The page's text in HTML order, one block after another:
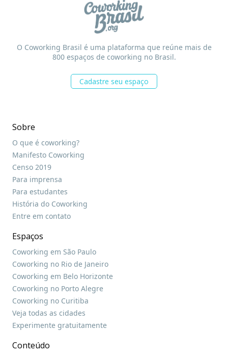
O Coworking Brasil é uma plataforma que reúne mais de
800 espaços de coworking no Brasil.
Cadastre seu espaço
Sobre
O que é coworking?
Manifesto Coworking
Censo 2019
Para imprensa
Para estudantes
História do Coworking
Entre em contato
Espaços
Coworking em São Paulo
Coworking no Rio de Janeiro
Coworking em Belo Horizonte
Coworking no Porto Alegre
Coworking no Curitiba
Veja todas as cidades
Experimente gratuitamente
Conteúdo